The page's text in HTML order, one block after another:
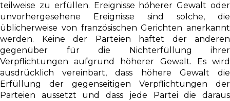
teilweise zu erfüllen. Ereignisse höherer Gewalt oder
unvorhergesehene Ereignisse sind solche, die
üblicherweise von französischen Gerichten anerkannt
werden. Keine der Parteien haftet der anderen
gegenüber für die Nichterfüllung ihrer
Verpflichtungen aufgrund höherer Gewalt. Es wird
ausdrücklich vereinbart, dass höhere Gewalt die
Erfüllung der gegenseitigen Verpflichtungen der
Parteien aussetzt und dass jede Partei die daraus